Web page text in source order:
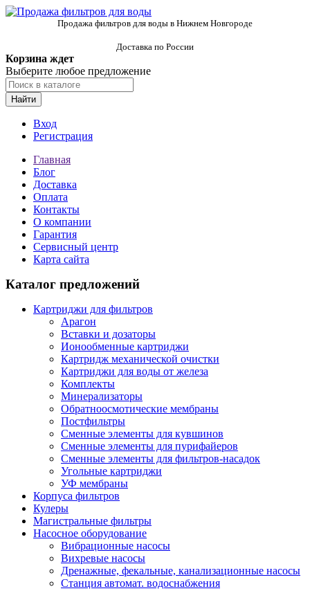
Продажа фильтров для воды в Нижнем Новгороде
Доставка по России
Корзина ждет
Выберите любое предложение
Найти
Вход
Регистрация
Главная
Блог
Доставка
Оплата
Контакты
О компании
Гарантия
Сервисный центр
Карта сайта
Каталог предложений
Картриджи для фильтров
Арагон
Вставки и дозаторы
Ионообменные картриджи
Картридж механической очистки
Картриджи для воды от железа
Комплекты
Минерализаторы
Обратноосмотические мембраны
Постфильтры
Сменные элементы для кувшинов
Сменные элементы для пурифайеров
Сменные элементы для фильтров-насадок
Угольные картриджи
УФ мембраны
Корпуса фильтров
Кулеры
Магистральные фильтры
Насосное оборудование
Вибрационные насосы
Вихревые насосы
Дренажные, фекальные, канализационные насосы
Станция автомат. водоснабжения